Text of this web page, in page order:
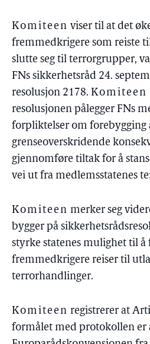
Komiteen viser til at det
fremmedkrigere som reiste
slutte seg til terrorgrupper,
FNs sikkerhetsråd 24.
resolusjon 2178. Komiteen
resolusjonen pålegger FNs
forpliktelser om forebygging
grenseoverskridende
gjennomføre tiltak for å
vei ut fra medlemsstatenes
Komiteen merker seg
bygger på
styrke statenes mulighet til
fremmedkrigere reiser til
terrorhandlinger.
Komiteen registrerer at
formålet med protokollen er